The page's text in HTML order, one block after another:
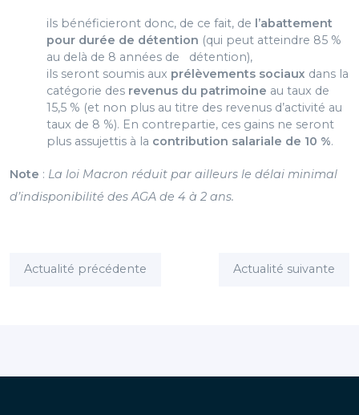
ils bénéficieront donc, de ce fait, de l’abattement
pour durée de détention (qui peut atteindre 85 %
au delà de 8 années de détention),
ils seront soumis aux prélèvements sociaux dans la
catégorie des revenus du patrimoine au taux de
15,5 % (et non plus au titre des revenus d’activité au
taux de 8 %). En contrepartie, ces gains ne seront
plus assujettis à la contribution salariale de 10 %.
Note : La loi Macron réduit par ailleurs le délai minimal
d’indisponibilité des AGA de 4 à 2 ans.
Actualité précédente Actualité suivante